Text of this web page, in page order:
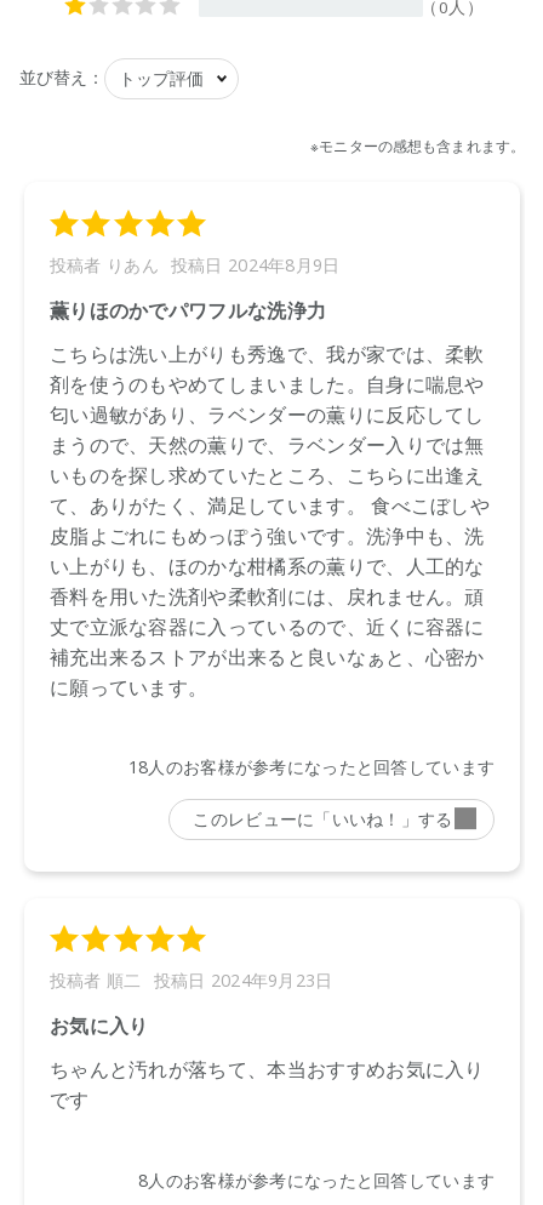
商品によっては、お届けまで１～２週間かかる場合がござい
ますので予めご了承ください。
●パッケージはリニューアル等の理由により、写真と異なる場
載と異なる場合がございます。
●予告なくパッケージ仕様が変更になる場合がございます。